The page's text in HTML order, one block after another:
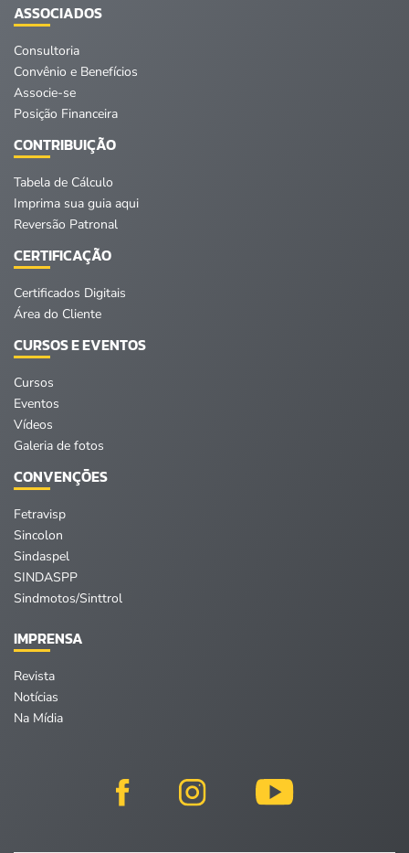
ASSOCIADOS
Consultoria
Convênio e Benefícios
Associe-se
Posição Financeira
CONTRIBUIÇÃO
Tabela de Cálculo
Imprima sua guia aqui
Reversão Patronal
CERTIFICAÇÃO
Certificados Digitais
Área do Cliente
CURSOS E EVENTOS
Cursos
Eventos
Vídeos
Galeria de fotos
CONVENÇÕES
Fetravisp
Sincolon
Sindaspel
SINDASPP
Sindmotos/Sinttrol
IMPRENSA
Revista
Notícias
Na Mídia